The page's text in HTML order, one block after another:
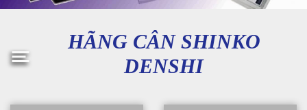
HÃNG CÂN SHINKO
DENSHI